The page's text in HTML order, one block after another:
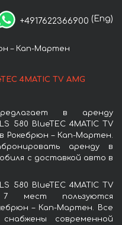
+4917622366900 (Eng)
– Кап-Мартен
4MATIC TV AMG
в аренду
580 BlueTEC 4MATIC TV
Рокебрюн – Кап-Мартен.
аренду в
с доставкой авто в
580 BlueTEC 4MATIC TV
7 мест пользуются
– Кап-Мартен. Все
современной